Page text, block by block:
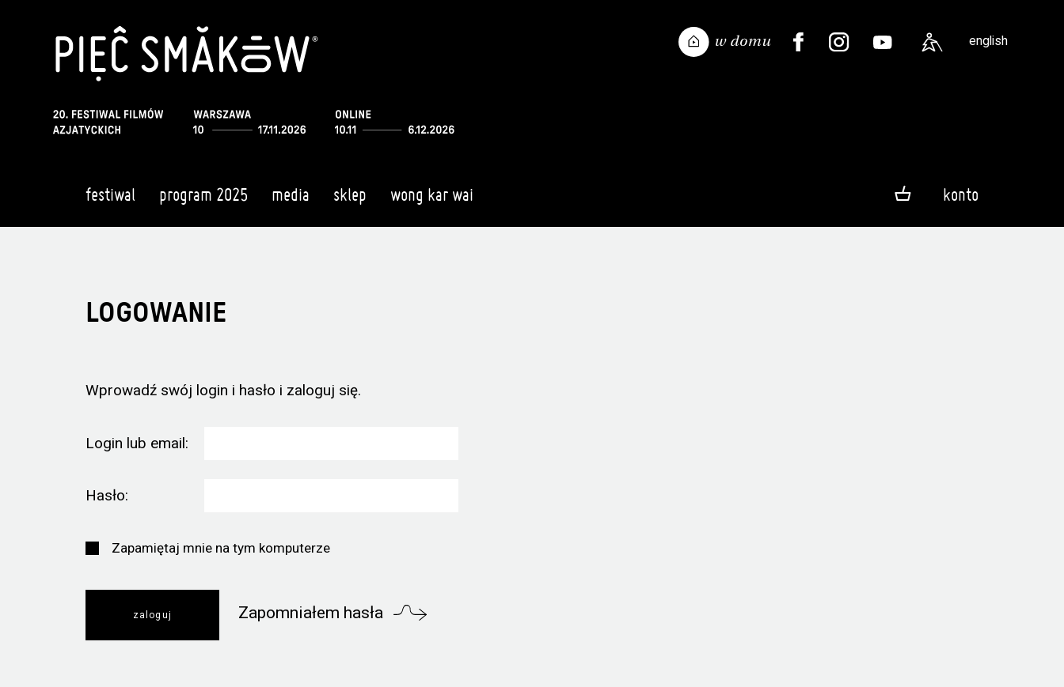
english
festiwal program 2025 media sklep wong kar wai konto
LOGOWANIE
Wprowadź swój login i hasło i zaloguj się.
Login lub email:
Hasło:
Zapamiętaj mnie na tym komputerze
Zapomniałem hasła